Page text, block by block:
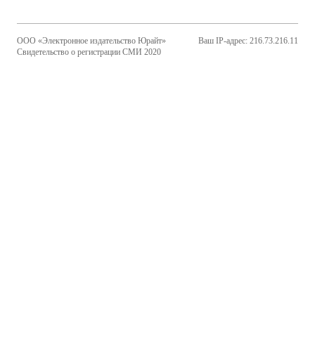
ООО «Электронное издательство Юрайт»
Свидетельство о регистрации СМИ 2020
Ваш IP-адрес: 216.73.216.11